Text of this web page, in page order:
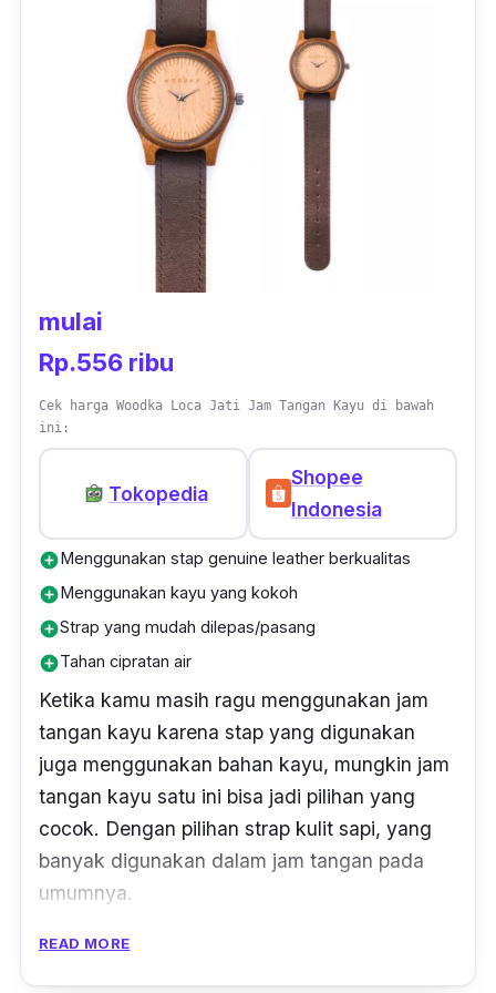
penggerak jamnya yang memiliki keakurasian
dan daya tahannya.
mulai
Rp.556 ribu
Cek harga Woodka Loca Jati Jam Tangan Kayu di bawah
ini:
Tokopedia
Shopee
Indonesia
add_circleMenggunakan stap genuine leather berkualitas
add_circleMenggunakan kayu yang kokoh
add_circleStrap yang mudah dilepas/pasang
add_circleTahan cipratan air
Ketika kamu masih ragu menggunakan jam
tangan kayu karena stap yang digunakan
juga menggunakan bahan kayu, mungkin jam
tangan kayu satu ini bisa jadi pilihan yang
cocok. Dengan pilihan strap kulit sapi, yang
banyak digunakan dalam jam tangan pada
umumnya.
Selain keunikan dari penggunaan kulit sapi
READ MORE